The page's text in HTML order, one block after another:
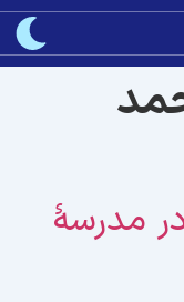
مدرسۀ